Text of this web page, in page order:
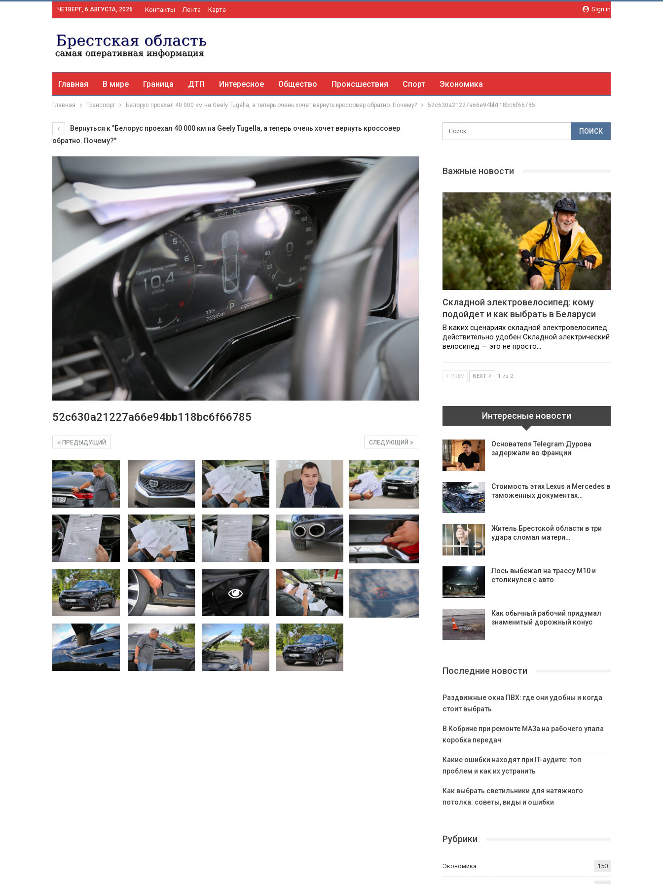
Sign in
ЧЕТВЕРГ, 6 АВГУСТА, 2026 Контакты Лента Карта
Главная В мире Граница ДТП Интересное Общество Происшествия Спорт Экономика
Главная Транспорт Белорус проехал 40 000 км на Geely Tugella, а теперь очень хочет вернуть кроссовер обратно. Почему? 52c630a21227a66e94bb118bc6f66785
Вернуться к "Белорус проехал 40 000 км на Geely Tugella, а теперь очень хочет вернуть кроссовер
обратно. Почему?"
52c630a21227a66e94bb118bc6f66785
СЛЕДУЮЩИЙ
ПРЕДЫДУЩИЙ
Важные новости
Складной электровелосипед: кому
подойдет и как выбрать в Беларуси
В каких сценариях складной электровелосипед
действительно удобен Складной электрический
велосипед — это не просто…
PREV NEXT 1 из 2
Интересные новости
Основателя Telegram Дурова
задержали во Франции
Стоимость этих Lexus и Mercedes в
таможенных документах…
Житель Брестской области в три
удара сломал матери…
Лось выбежал на трассу М10 и
столкнулся с авто
Как обычный рабочий придумал
знаменитый дорожный конус
Последние новости
Раздвижные окна ПВХ: где они удобны и когда
стоит выбрать
В Кобрине при ремонте МАЗа на рабочего упала
коробка передач
Какие ошибки находят при IT-аудите: топ
проблем и как их устранить
Как выбрать светильники для натяжного
потолка: советы, виды и ошибки
Рубрики
Экономика 150